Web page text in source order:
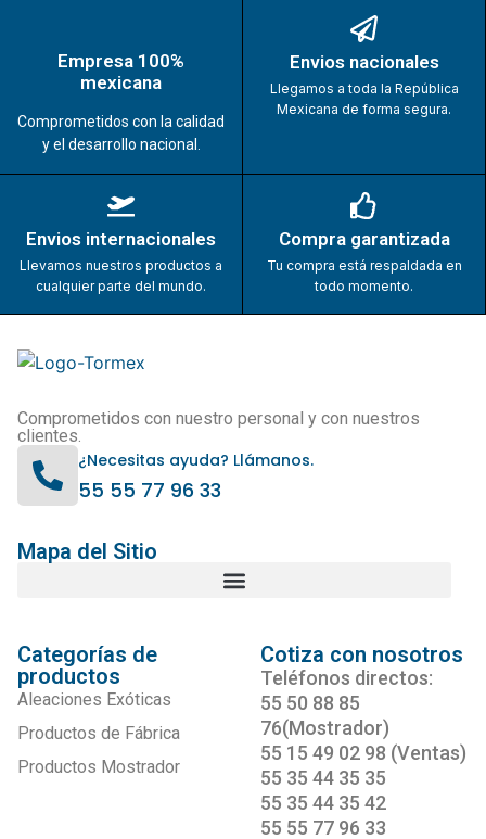
Empresa 100%
mexicana
Comprometidos con la calidad
y el desarrollo nacional.
Envios nacionales
Llegamos a toda la República
Mexicana de forma segura.
Envios internacionales
Llevamos nuestros productos a
cualquier parte del mundo.
Compra garantizada
Tu compra está respaldada en
todo momento.
Comprometidos con nuestro personal y con nuestros
clientes.
¿Necesitas ayuda? Llámanos.
55 55 77 96 33
Mapa del Sitio
Categorías de
productos
Aleaciones Exóticas
Productos de Fábrica
Productos Mostrador
Cotiza con nosotros
Teléfonos directos:
55 50 88 85
76(Mostrador)
55 15 49 02 98 (Ventas)
55 35 44 35 35
55 35 44 35 42
55 55 77 96 33